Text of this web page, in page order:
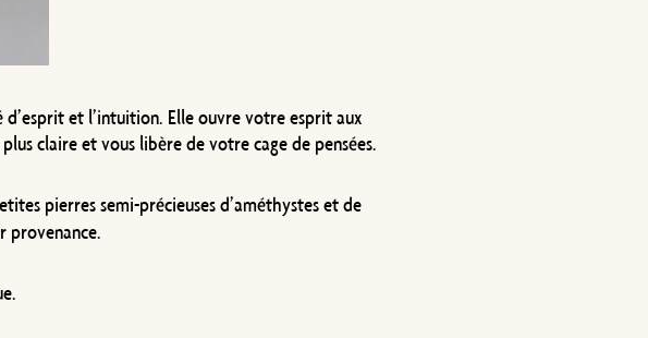
et l’intuition. Elle ouvre votre esprit aux
claire et vous libère de votre cage de pensées.
pierres semi-précieuses d’améthystes et de
provenance.